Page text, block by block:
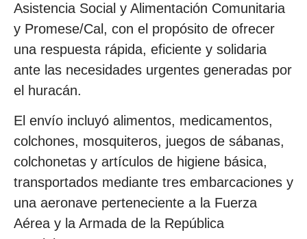
Asistencia Social y Alimentación Comunitaria
y Promese/Cal, con el propósito de ofrecer
una respuesta rápida, eficiente y solidaria
ante las necesidades urgentes generadas por
el huracán.
El envío incluyó alimentos, medicamentos,
colchones, mosquiteros, juegos de sábanas,
colchonetas y artículos de higiene básica,
transportados mediante tres embarcaciones y
una aeronave perteneciente a la Fuerza
Aérea y la Armada de la República